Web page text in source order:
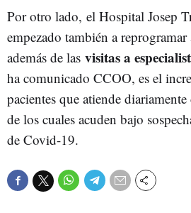
Por otro lado, el Hospital Josep
empezado también a
además de las visitas a
ha comunicado CCOO, es el
pacientes que atiende
de los cuales acuden bajo
de Covid-19.